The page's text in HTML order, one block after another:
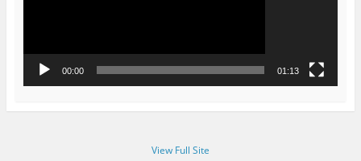
00:00 01:13
View Full Site